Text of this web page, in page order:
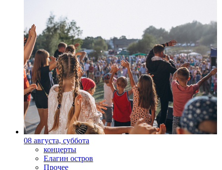
08 августа, суббота
концерты
Елагин остров
Прочее